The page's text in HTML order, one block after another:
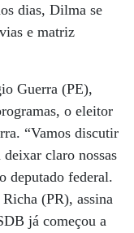
dias, Dilma se
e matriz
Guerra (PE),
o eleitor
“Vamos discutir
deixar claro nossas
deputado federal.
(PR), assina
já começou a